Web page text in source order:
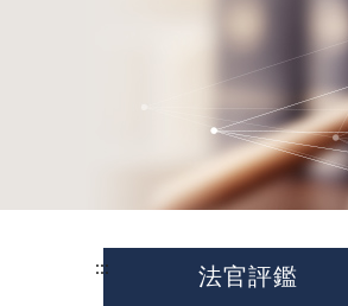
::: 法官評鑑